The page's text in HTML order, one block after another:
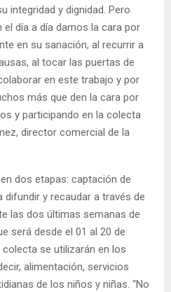
integridad y dignidad. Pero
día a día damos la cara por
en su sanación, al recurrir a
al tocar las puertas de
en este trabajo y por
más que den la cara por
y participando en la colecta
director comercial de la
dos etapas: captación de
difundir y recaudar a través de
las dos últimas semanas de
será desde el 01 al 20 de
se utilizarán en los
alimentación, servicios
de los niños y niñas. “No